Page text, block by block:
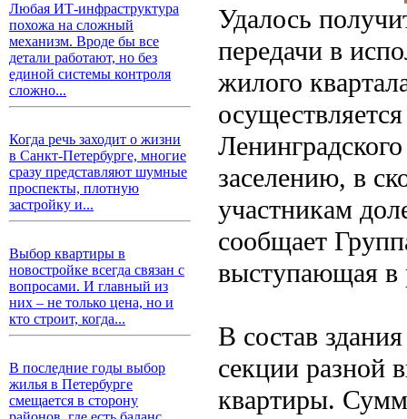
Любая ИТ-инфраструктура
похожа на сложный
механизм. Вроде бы все
детали работают, но без
единой системы контроля
сложно...
Когда речь заходит о жизни
в Санкт-Петербурге, многие
сразу представляют шумные
проспекты, плотную
застройку и...
Выбор квартиры в
новостройке всегда связан с
вопросами. И главный из
них – не только цена, но и
кто строит, когда...
В последние годы выбор
жилья в Петербурге
смещается в сторону
Удалось
передачи в
жилого
заселению, в
участникам
сообщает
выступающая в
В состав
секции разной
квартиры.